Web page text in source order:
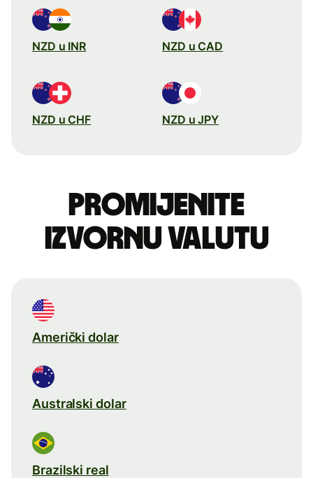
NZD u INR NZD u CAD
NZD u CHF NZD u JPY
Promijenite
izvornu valutu
Američki dolar
Australski dolar
Brazilski real